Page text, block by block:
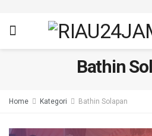
Bathin
Home Kategori Bathin Solapan